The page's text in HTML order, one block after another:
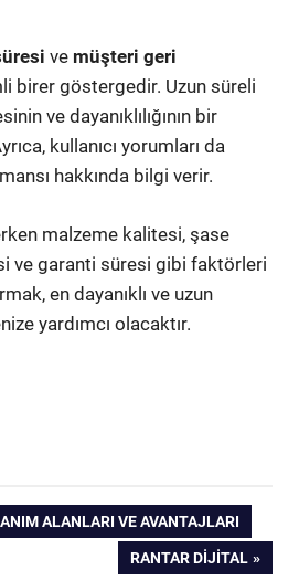
ve müşteri geri
birer göstergedir. Uzun süreli
ve dayanıklılığının bir
kullanıcı yorumları da
hakkında bilgi verir.
malzeme kalitesi, şase
ve garanti süresi gibi faktörleri
en dayanıklı ve uzun
yardımcı olacaktır.
ALANLARI VE AVANTAJLARI
NEXT
RANTAR DIJITAL